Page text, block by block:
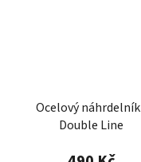
Ocelový
Double Line